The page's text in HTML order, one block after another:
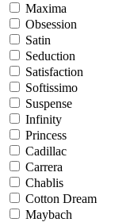
Maxima
Obsession
Satin
Seduction
Satisfaction
Softissimo
Suspense
Infinity
Princess
Cadillac
Carrera
Chablis
Cotton Dream
Maybach